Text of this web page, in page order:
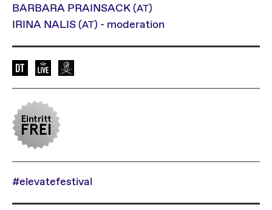
BARBARA PRAINSACK(AT)
IRINA NALIS(AT) - moderation
Sprache der Veranstaltung: de
Elevate Mediachannel Livestream
#elevatefestival